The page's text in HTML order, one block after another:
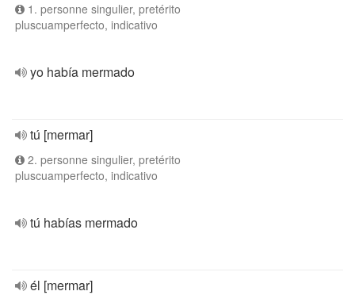
1. personne singulier, pretérito
pluscuamperfecto, indicativo
yo había mermado
tú [mermar]
2. personne singulier, pretérito
pluscuamperfecto, indicativo
tú habías mermado
él [mermar]